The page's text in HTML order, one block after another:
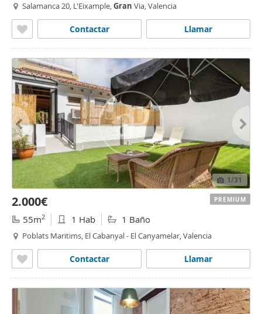
Salamanca 20, L'Eixample,Gran Via, Valencia
Llamar
Contactar
1/31
2.000€
55m2 1 Hab 1 Baño
Poblats Maritims, El Cabanyal - El Canyamelar, Valencia
Llamar
Contactar
PREMIUM